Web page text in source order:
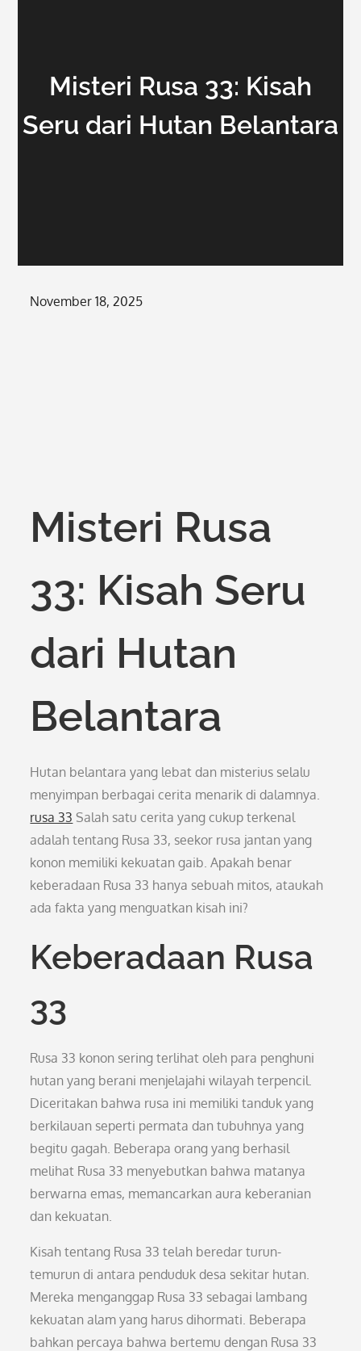
Misteri Rusa 33: Kisah
Seru dari Hutan Belantara
Posted
November 18, 2025
Misteri Rusa
33: Kisah Seru
dari Hutan
Belantara
Hutan belantara yang lebat dan misterius selalu
menyimpan berbagai cerita menarik di dalamnya.
rusa 33 Salah satu cerita yang cukup terkenal
adalah tentang Rusa 33, seekor rusa jantan yang
konon memiliki kekuatan gaib. Apakah benar
keberadaan Rusa 33 hanya sebuah mitos, ataukah
ada fakta yang menguatkan kisah ini?
Keberadaan Rusa
33
Rusa 33 konon sering terlihat oleh para penghuni
hutan yang berani menjelajahi wilayah terpencil.
Diceritakan bahwa rusa ini memiliki tanduk yang
berkilauan seperti permata dan tubuhnya yang
begitu gagah. Beberapa orang yang berhasil
melihat Rusa 33 menyebutkan bahwa matanya
berwarna emas, memancarkan aura keberanian
dan kekuatan.
Kisah tentang Rusa 33 telah beredar turun-
temurun di antara penduduk desa sekitar hutan.
Mereka menganggap Rusa 33 sebagai lambang
kekuatan alam yang harus dihormati. Beberapa
bahkan percaya bahwa bertemu dengan Rusa 33